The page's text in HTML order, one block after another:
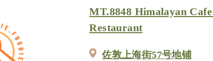
MT.8848 Himalayan
Restaurant
佐敦上海街57号地铺